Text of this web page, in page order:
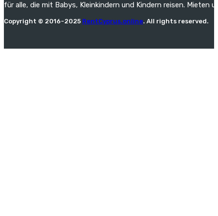
für alle, die mit Babys, Kleinkindern und Kindern reisen. Mieten
Copyright © 2016-2025 RentCyprus.online. All rights reserved.